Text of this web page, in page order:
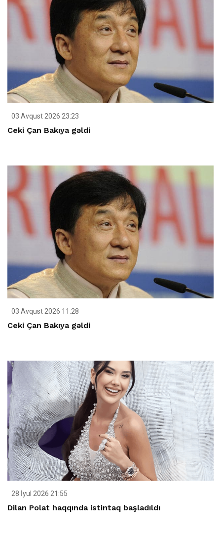
03 Avqust 2026 23:23
Ceki Çan Bakıya gəldi
03 Avqust 2026 11:28
Ceki Çan Bakıya gəldi
28 İyul 2026 21:55
Dilan Polat haqqında istintaq başladıldı